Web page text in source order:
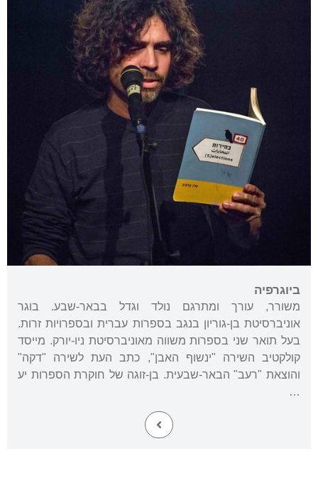
ביוגרפיה
משורר, עורך ומתרגם נולד וגדל בבאר-שבע. בוגר
אוניברסיטת בן-גוריון בנגב בספרות עברית ובספרויות זרות.
בעל תואר שני בספרות משווה מאוניברסיטת ניו-יורק. מייסד
קולקטיב השירה "ינשוף האבן", כתב העת לשירה "דקה"
והוצאת "רעב" הבאר-שבעית. בן-זוגה של חוקרת הספרות יע
…